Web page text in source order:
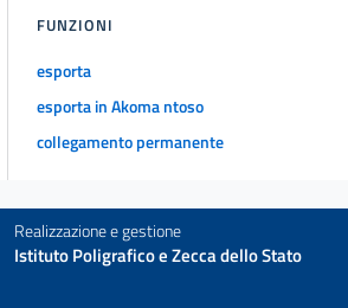
29
31
32
32 ter
32 quater
Norme particolari ai diritti di
FUNZIONI
esporta
esporta in Akoma ntoso
collegamento permanente
Realizzazione e gestione
Istituto Poligrafico e Zecca dello Stato